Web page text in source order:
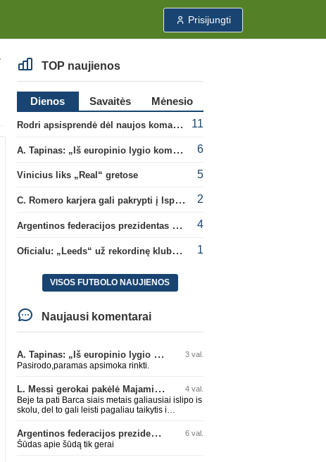
Prisijungti
TOP naujienos
Dienos Savaitės
Mėnesio
Rodri apsisprendė dėl naujos komandos
11
A. Tapinas: „Iš europinio lygio komandos gavom gerų pamokų“ 6
Vinicius liks „Real“ gretose 5
C. Romero karjera gali pakrypti į Ispaniją 2
Argentinos federacijos prezidentas C. Tapia negailėjo pagyrų G. Infantino 4
Oficialu: „Leeds“ už rekordinę klubui sumą įsigijo Anglijos rinktinės vartininką 1
VISOS FUTBOLO NAUJIENOS
Naujausi komentarai
A. Tapinas: „Iš europinio lygio komandos gavom gerų pamokų“ 3 val.
Pasirodo,paramas apsimoka rinkti.
L. Messi gerokai pakėlė Majamio „Inter“ komandos vertę 4 val.
Beje ta pati Barca siais metais galiausiai islipo is
skolu, del to gali leisti pagaliau taikytis i
visa Julian Alvarez saga.
Argentinos federacijos prezidentas C. Tapia negailėjo pagyrų G. Infantino 6 val.
Šūdas apie šūdą tik gerai